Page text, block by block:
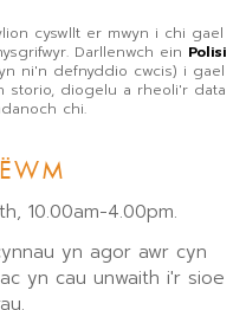
cyswllt er mwyn i chi gael
Darllenwch ein Polisi
ni'n defnyddio cwcis) i gael
storio, diogelu a rheoli'r data
chi.
10.00am-4.00pm.
yn agor awr cyn
yn cau unwaith i'r sioe